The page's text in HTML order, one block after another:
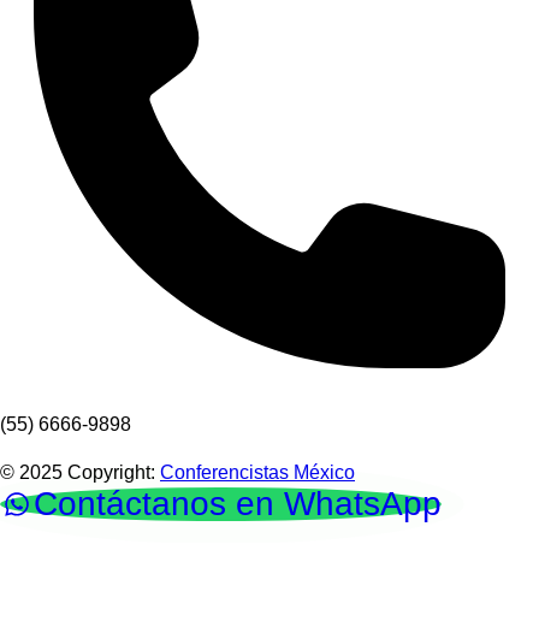
(55) 6666-9898
© 2025 Copyright: Conferencistas México
Contáctanos en WhatsApp